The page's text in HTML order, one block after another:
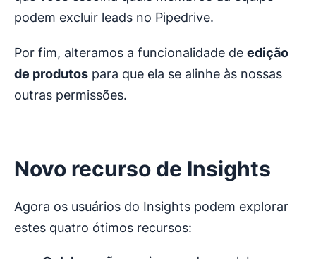
podem excluir leads no Pipedrive.
Por fim, alteramos a funcionalidade de edição
de produtos para que ela se alinhe às nossas
outras permissões.
Novo recurso de Insights
Agora os usuários do Insights podem explorar
estes quatro ótimos recursos: